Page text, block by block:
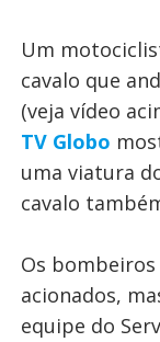
Um
cavalo que
(veja vídeo
TV Globo
uma viatura
cavalo
Os
acionados,
equipe do